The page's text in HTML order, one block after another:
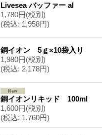
Livesea バッファー al
1,780円(税別)
(税込: 1,958円)
銅イオン 5ｇ×10袋入り
1,980円(税別)
(税込: 2,178円)
銅イオンリキッド 100ml
1,600円(税別)
(税込: 1,760円)